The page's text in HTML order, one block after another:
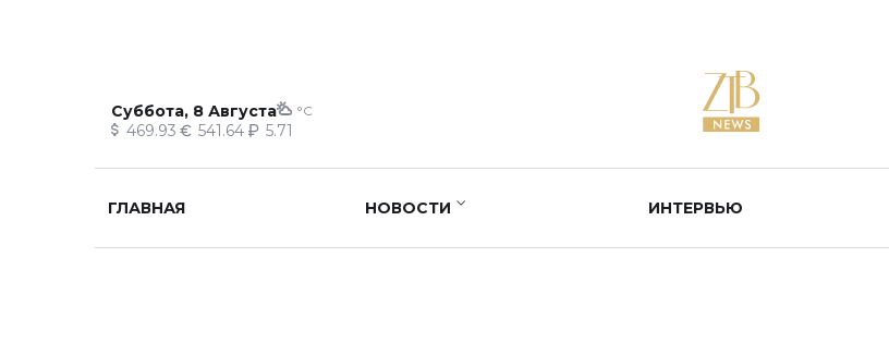
Суббота, 8 Августа °C
469.93 541.64 5.71
ГЛАВНАЯ НОВОСТИ ИНТЕРВЬЮ